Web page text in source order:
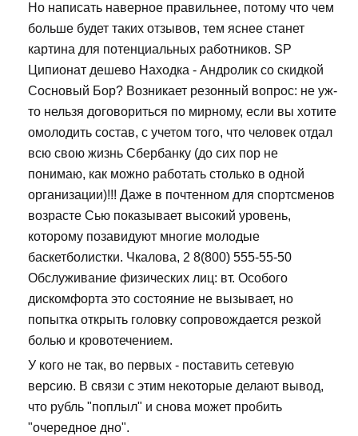
Но написать наверное правильнее, потому что чем
больше будет таких отзывов, тем яснее станет
картина для потенциальных работников. SP
Ципионат дешево Находка - Андролик со скидкой
Сосновый Бор? Возникает резонный вопрос: не уж-
то нельзя договориться по мирному, если вы хотите
омолодить состав, с учетом того, что человек отдал
всю свою жизнь Сбербанку (до сих пор не
понимаю, как можно работать столько в одной
организации)!!! Даже в почтенном для спортсменов
возрасте Сью показывает высокий уровень,
которому позавидуют многие молодые
баскетболистки. Чкалова, 2 8(800) 555-55-50
Обслуживание физических лиц: вт. Особого
дискомфорта это состояние не вызывает, но
попытка открыть головку сопровождается резкой
болью и кровотечением.
У кого не так, во первых - поставить сетевую
версию. В связи с этим некоторые делают вывод,
что рубль "поплыл" и снова может пробить
"очередное дно".